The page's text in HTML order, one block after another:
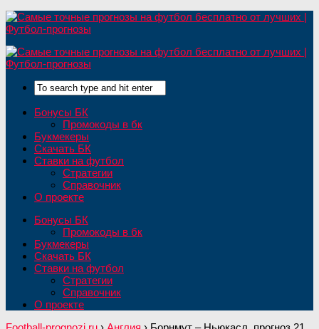
Бонусы БК
Промокоды в бк
Букмекеры
Скачать БК
Ставки на футбол
Стратегии
Справочник
О проекте
Бонусы БК
Промокоды в бк
Букмекеры
Скачать БК
Ставки на футбол
Стратегии
Справочник
О проекте